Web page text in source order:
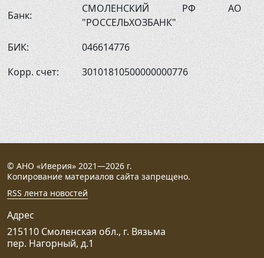
Банк:
СМОЛЕНСКИЙ РФ АО
"РОССЕЛЬХОЗБАНК"
БИК:
046614776
Корр. счет:
30101810500000000776
© АНО «Иверия» 2021—2026 г.
Копирование материалов сайта запрещено.
RSS лента новостей
Адрес
215110 Смоленская обл., г. Вязьма
пер. Нагорный, д.1